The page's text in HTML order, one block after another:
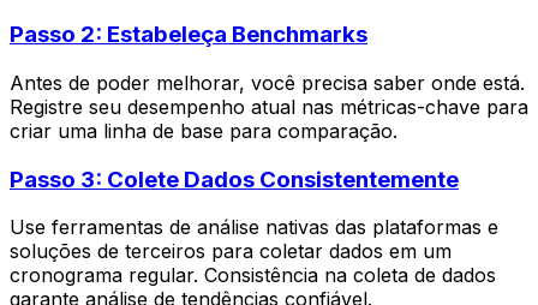
Passo 2: Estabeleça Benchmarks
Antes de poder melhorar, você precisa saber onde está.
Registre seu desempenho atual nas métricas-chave para
criar uma linha de base para comparação.
Passo 3: Colete Dados Consistentemente
Use ferramentas de análise nativas das plataformas e
soluções de terceiros para coletar dados em um
cronograma regular. Consistência na coleta de dados
garante análise de tendências confiável.